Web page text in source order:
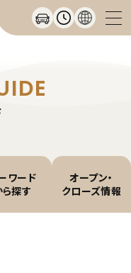
ワード
ら探す
オープン・
クローズ情報